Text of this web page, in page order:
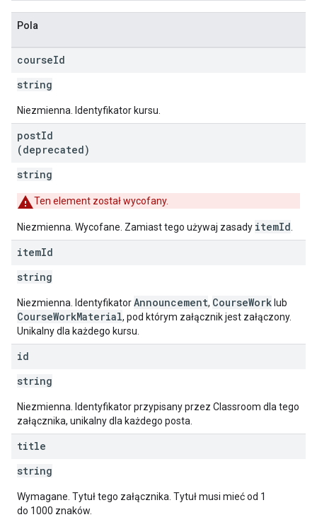
Pola
courseId
string
Niezmienna. Identyfikator kursu.
postId
(deprecated)
string
Ten element został wycofany.
Niezmienna. Wycofane. Zamiast tego używaj zasady itemId
itemId
string
Niezmienna. IdentyfikatorAnnouncement, CourseWork lub
CourseWorkMaterial, pod którym załącznik jest załączony.
Unikalny dla każdego kursu.
id
string
Niezmienna. Identyfikator przypisany przez Classroom dla tego
załącznika, unikalny dla każdego posta.
title
string
Wymagane. Tytuł tego załącznika. Tytuł musi mieć od 1
do 1000 znaków.